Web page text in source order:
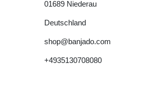
01689 Niederau
Deutschland
shop@banjado.com
+4935130708080